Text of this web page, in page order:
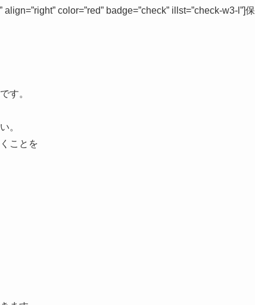
color=”red” badge=”check” illst=”check-w3-l”]保
す。
。
ことを